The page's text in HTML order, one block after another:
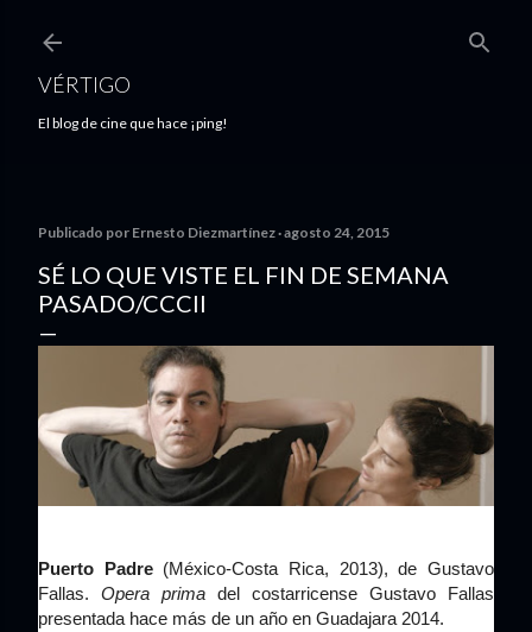
VÉRTIGO
El blog de cine que hace ¡ping!
Publicado por Ernesto Diezmartínez agosto 24, 2015
SÉ LO QUE VISTE EL FIN DE SEMANA
PASADO/CCCII
Puerto Padre(México-Costa Rica, 2013), de Gustavo
Fallas. Opera prima del costarricense Gustavo Fallas
presentada hace más de un año en Guadajara 2014.